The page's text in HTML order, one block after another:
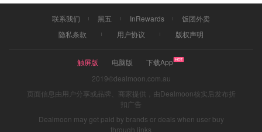
联系我们 黑五 InRewards
饭团外卖
隐私条款
用户协议 版权声明
触屏版 电脑版
下载App
2019©dealmoon.com.au
页面信息由用户分享或品牌、商家提供，由Dealmoon核实后发布折
扣广告
Dealmoon may get paid by brands or deals when user buy
through links